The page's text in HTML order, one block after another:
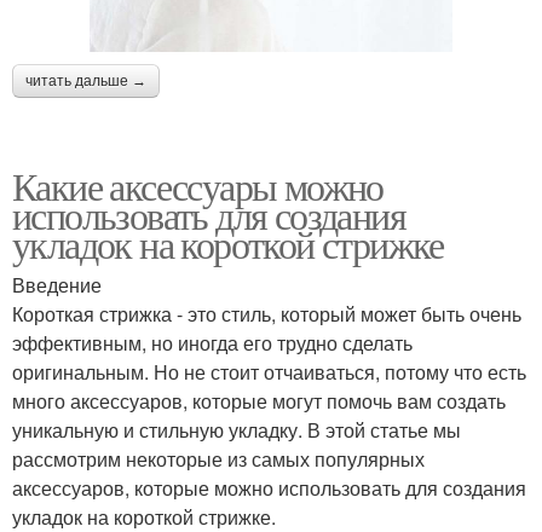
читать дальше →
Какие аксессуары можно
использовать для создания
укладок на короткой стрижке
Введение
Короткая стрижка - это стиль, который может быть очень
эффективным, но иногда его трудно сделать
оригинальным. Но не стоит отчаиваться, потому что есть
много аксессуаров, которые могут помочь вам создать
уникальную и стильную укладку. В этой статье мы
рассмотрим некоторые из самых популярных
аксессуаров, которые можно использовать для создания
укладок на короткой стрижке.